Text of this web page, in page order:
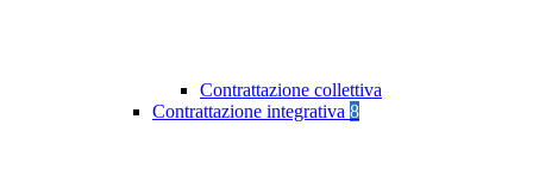
Contrattazione collettiva
Contrattazione integrativa 8